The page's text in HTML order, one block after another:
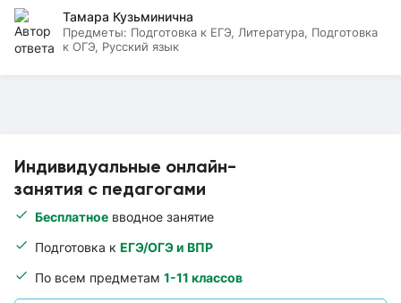
Индивидуальные онлайн-
занятия с педагогами
Бесплатное вводное занятие
Подготовка к ЕГЭ/ОГЭ и ВПР
По всем предметам 1-11 классов
Тамара Кузьминична
Предметы: Подготовка к ЕГЭ, Литература, Подготовка
к ОГЭ, Русский язык